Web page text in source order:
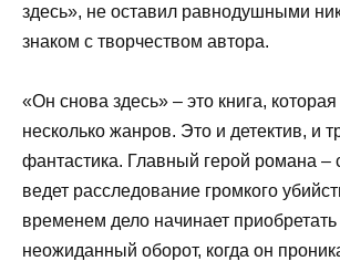
здесь», не оставил равнодушными
знаком с творчеством автора.
«Он снова здесь» – это книга,
несколько жанров. Это и детектив, и
фантастика. Главный герой романа –
ведет расследование громкого
временем дело начинает
неожиданный оборот, когда он